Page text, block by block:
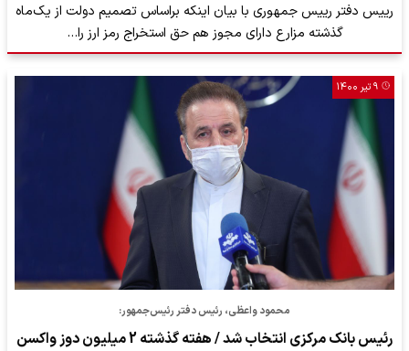
رییس دفتر رییس جمهوری با بیان اینکه براساس تصمیم دولت از یک‌ماه
گذشته مزارع دارای مجوز هم حق استخراج رمز ارز را…
۹ تیر ۱۴۰۰
محمود واعظی، رئیس دفتر رئیس‌جمهور:
رئیس بانک مرکزی انتخاب شد / هفته گذشته 2 میلیون دوز واکسن